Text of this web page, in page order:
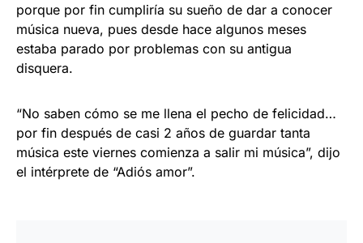
porque por fin cumpliría su sueño de dar a conocer
música nueva, pues desde hace algunos meses
estaba parado por problemas con su antigua
disquera.
“No saben cómo se me llena el pecho de felicidad…
por fin después de casi 2 años de guardar tanta
música este viernes comienza a salir mi música”, dijo
el intérprete de “Adiós amor”.